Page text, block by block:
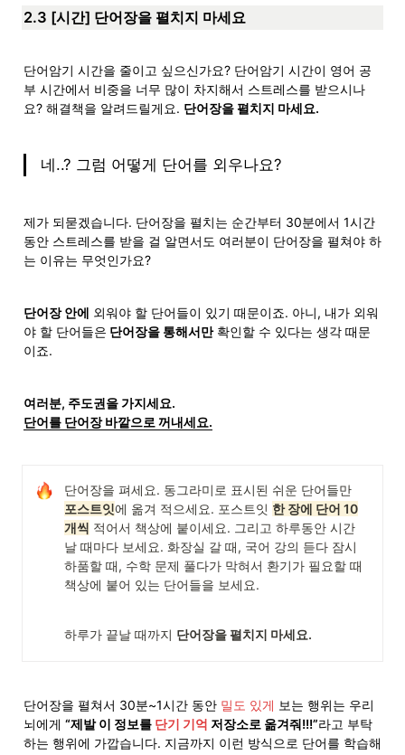
2.3 [시간] 단어장을 펼치지 마세요
단어암기 시간을 줄이고 싶으신가요? 단어암기 시간이 영어 공
부 시간에서 비중을 너무 많이 차지해서 스트레스를 받으시나
요? 해결책을 알려드릴게요. 단어장을 펼치지 마세요.
네..? 그럼 어떻게 단어를 외우나요?
제가 되묻겠습니다. 단어장을 펼치는 순간부터 30분에서 1시간
동안 스트레스를 받을 걸 알면서도 여러분이 단어장을 펼쳐야 하
는 이유는 무엇인가요?
단어장 안에 외워야 할 단어들이 있기 때문이죠. 아니, 내가 외워
야 할 단어들은 단어장을 통해서만 확인할 수 있다는 생각 때문
이죠.
단어를 단어장 바깥으로 꺼내세요.
포스트잇에 옮겨 적으세요. 포스트잇 한 장에 단어 10
개씩 적어서 책상에 붙이세요. 그리고 하루동안 시간
날 때마다 보세요. 화장실 갈 때, 국어 강의 듣다 잠시
하품할 때, 수학 문제 풀다가 막혀서 환기가 필요할 때
책상에 붙어 있는 단어들을 보세요.
하루가 끝날 때까지 단어장을 펼치지 마세요.
단어장을 펼쳐서 30분~1시간 동안 밀도 있게 보는 행위는 우리
뇌에게 “제발 이 정보를 단기 기억 저장소로 옮겨줘!!!”라고 부탁
하는 행위에 가깝습니다. 지금까지 이런 방식으로 단어를 학습해